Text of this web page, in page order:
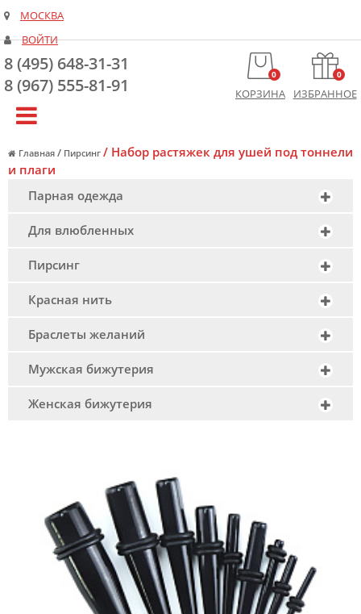
МОСКВА
ВОЙТИ
8 (495) 648-31-31
8 (967) 555-81-91
0
КОРЗИНА
0
ИЗБРАННОЕ
Главная / Пирсинг / Набор растяжек для ушей под тоннели
и плаги
Парная одежда
Для влюбленных
Пирсинг
Красная нить
Браслеты желаний
Мужская бижутерия
Женская бижутерия